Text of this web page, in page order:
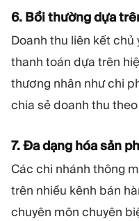
6. Bồi thường dựa
Doanh thu liên kết
thanh toán dựa trên
thương nhân như chi
chia sẻ doanh thu
7. Đa dạng hóa sản
Các chi nhánh thông
trên nhiều kênh bán
chuyên môn chuyên